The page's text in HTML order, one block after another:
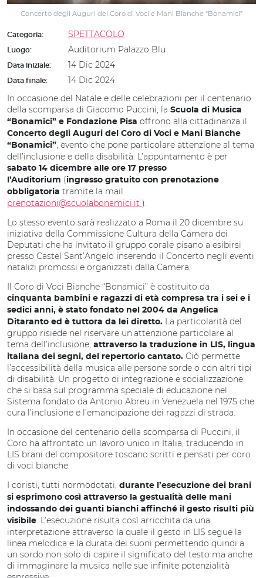
Concerto degli Auguri del Coro di Voci e Mani Bianche “Bonamici”
Categoria: SPETTACOLO
Luogo: Auditorium Palazzo Blu
Data iniziale: 14 Dic 2024
Data finale:
14 Dic 2024
In occasione del Natale e delle celebrazioni per il centenario
della scomparsa di Giacomo Puccini, la Scuola di Musica
“Bonamici” e Fondazione Pisa offrono alla cittadinanza il
Concerto degli Auguri del Coro di Voci e Mani Bianche
“Bonamici”, evento che pone particolare attenzione al tema
dell’inclusione e della disabilità. L’appuntamento è per
sabato 14 dicembre alle ore 17 presso
l’Auditorium (ingresso gratuito con prenotazione
obbligatoria tramite la mail
prenotazioni@scuolabonamici.it ).
Lo stesso evento sarà realizzato a Roma il 20 dicembre su
iniziativa della Commissione Cultura della Camera dei
Deputati che ha invitato il gruppo corale pisano a esibirsi
presso Castel Sant’Angelo inserendo il Concerto negli eventi
natalizi promossi e organizzati dalla Camera.
Il Coro di Voci Bianche “Bonamici” è costituito da
cinquanta bambini e ragazzi di età compresa tra i sei e i
sedici anni, è stato fondato nel 2004 da Angelica
Ditaranto ed è tuttora da lei diretto. La particolarità del
gruppo risiede nel riservare un’attenzione particolare al
tema dell’inclusione, attraverso la traduzione in LIS, lingua
italiana dei segni, del repertorio cantato. Ciò permette
l’accessibilità della musica alle persone sorde o con altri tipi
di disabilità. Un progetto di integrazione e socializzazione
che si basa sul programma speciale di educazione nel
Sistema fondato da Antonio Abreu in Venezuela nel 1975 che
cura l’inclusione e l’emancipazione dei ragazzi di strada.
In occasione del centenario della scomparsa di Puccini, il
Coro ha affrontato un lavoro unico in Italia, traducendo in
LIS brani del compositore toscano scritti e pensati per coro
di voci bianche.
I coristi, tutti normodotati, durante l’esecuzione dei brani
si esprimono così attraverso la gestualità delle mani
indossando dei guanti bianchi affinché il gesto risulti più
visibile. L’esecuzione risulta così arricchita da una
interpretazione attraverso la quale il gesto in LIS segue la
linea melodica e la durata dei suoni permettendo quindi a
un sordo non solo di capire il significato del testo ma anche
di immaginare la musica nelle sue infinite potenzialità